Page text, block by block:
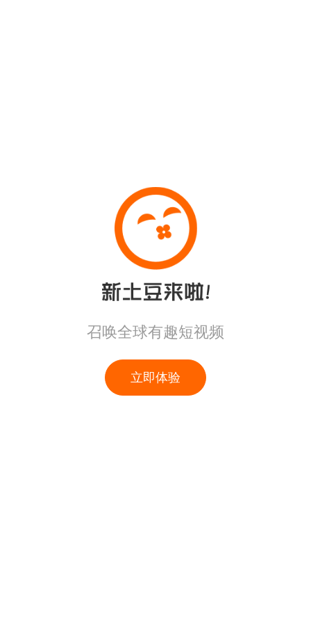
召唤全球有趣短视频
立即体验